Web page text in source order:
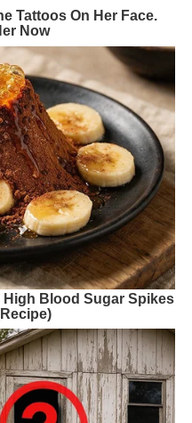
Tattoos On Her Face.
Now
Blood Sugar Spikes